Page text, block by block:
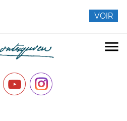
menu
VOIR